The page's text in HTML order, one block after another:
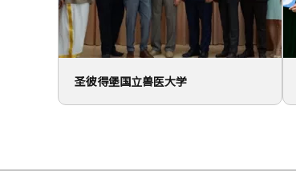
圣彼得堡国立兽医大学